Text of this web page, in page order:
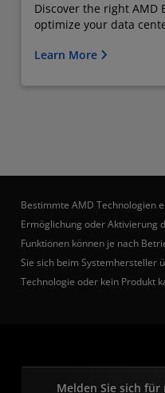
Discover the right AMD
optimize your data
Learn More
Bestimmte AMD Technologien
Ermöglichung oder Aktivierung
Funktionen können je nach
Sie sich beim Systemhersteller
Technologie oder kein Produkt
Melden Sie sich